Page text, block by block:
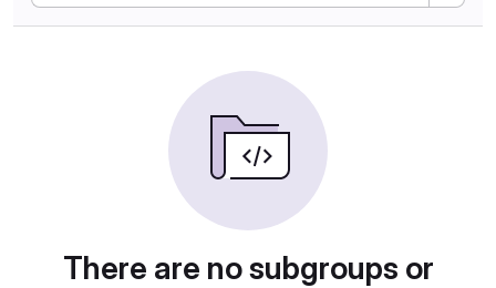
There are no subgroups or